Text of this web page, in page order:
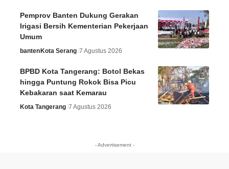
Pemprov Banten Dukung Gerakan
Irigasi Bersih Kementerian Pekerjaan
Umum
bantenKota Serang 7 Agustus 2026
BPBD Kota Tangerang: Botol Bekas
hingga Puntung Rokok Bisa Picu
Kebakaran saat Kemarau
Kota Tangerang 7 Agustus 2026
- Advertisement -